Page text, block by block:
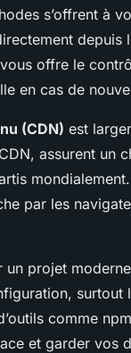
s’offrent à
depuis
offre le
en cas de
(CDN) est
assurent un
par les
un projet
surtout
comme
et garder vos